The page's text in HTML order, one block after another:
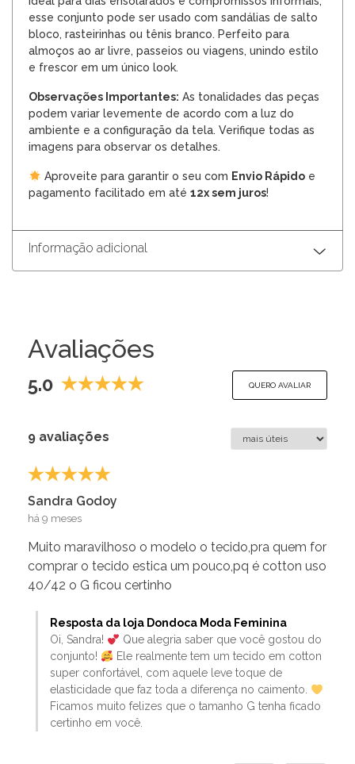
esse conjunto pode ser usado com sandálias de salto
bloco, rasteirinhas ou tênis branco. Perfeito para
almoços ao ar livre, passeios ou viagens, unindo estilo
e frescor em um único look.
Observações Importantes: As tonalidades das peças
podem variar levemente de acordo com a luz do
ambiente e a configuração da tela. Verifique todas as
imagens para observar os detalhes.
Aproveite para garantir o seu com Envio Rápidoe
pagamento facilitado em até 12x sem juros!
Informação adicional
Avaliações
5.0 QUERO AVALIAR
9 avaliações
Sandra Godoy
há 9 meses
Muito maravilhoso o modelo o tecido,pra quem for
comprar o tecido estica um pouco,pq é cotton uso
40/42 o G ficou certinho
Resposta da loja Dondoca Moda Feminina
Oi, Sandra!
Que alegria saber que você gostou do
conjunto!
Ele realmente tem um tecido em cotton
super confortável, com aquele leve toque de
elasticidade que faz toda a diferença no caimento.
Ficamos muito felizes que o tamanho G tenha ficado
certinho em você.